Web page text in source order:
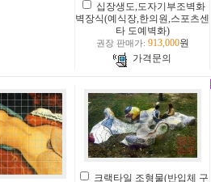
십장생도,도자기부조벽화
벽장식(예식장,한의원,스포츠센
타 도예벽화)
권장 판매가: 913,000원
가격문의
크랙타일 조형물(반입체 구